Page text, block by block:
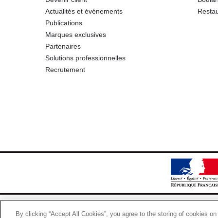
Actualités et événements
Publications
Marques exclusives
Partenaires
Solutions professionnelles
Recrutement
By clicking “Accept All Cookies”, you agree to the storing of cookies